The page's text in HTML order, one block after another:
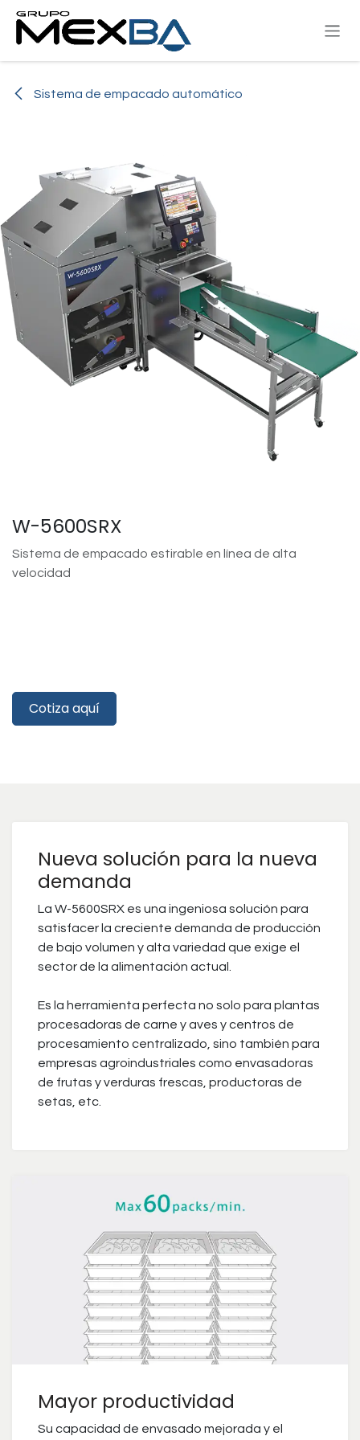
Ir al contenido
Sistema de empacado automático
W-5600SRX
Sistema de empacado estirable en línea de alta
velocidad
Cotiza aquí
Nueva solución para la nueva
demanda
La W-5600SRX es una ingeniosa solución para
satisfacer la creciente demanda de producción
de bajo volumen y alta variedad que exige el
sector de la alimentación actual.
Es la herramienta perfecta no solo para plantas
procesadoras de carne y aves y centros de
procesamiento centralizado, sino también para
empresas agroindustriales como envasadoras
de frutas y verduras frescas, productoras de
setas, etc.
Mayor productividad
Su capacidad de envasado mejorada y el